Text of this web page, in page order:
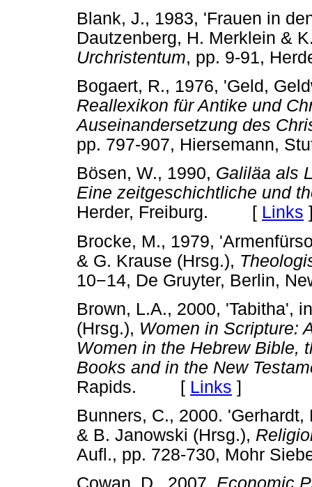
Blank, J., 1983, 'Frauen in
Dautzenberg, H. Merklein &
Urchristentum, pp. 9-91,
Bogaert, R., 1976, 'Geld,
Reallexikon für Antike und
Auseinandersetzung des
pp. 797-907,
Bösen, W., 1990, Galiläa als
Eine zeitgeschichtliche und
Herder, Freiburg. [ Links
Brocke, M., 1979,
& G. Krause (Hrsg.),
10−14, De Gruyter,
Brown, L.A., 2000, 'Tabitha',
(Hrsg.), Women in Scripture:
Women in the Hebrew Bible,
Books and in the New
Rapids. [ Links ]
Bunners, C., 2000.
& B. Janowski (Hrsg.),
Aufl., pp. 728-730, Mohr